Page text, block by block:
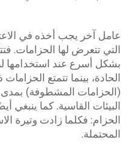
عامل آخر يجب أخذه في
التي تتعرض لها الحزامات.
بشكل أسرع عند استخدامها
الحادة، بينما تتمتع
(الحزامات المشطوفة)
البيئات القاسية. كما ينبغي
الحزام: فكلما زادت وتيرة
المحتملة.